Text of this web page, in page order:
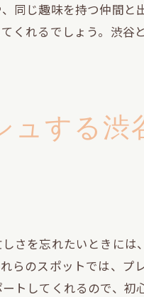
同じ趣味を持つ仲間と
くれるでしょう。渋谷
する渋
さを忘れたいときには
らのスポットでは、プ
トしてくれるので、初